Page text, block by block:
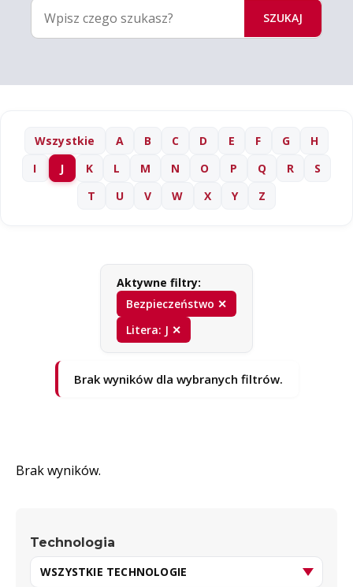
SZUKAJ
Wszystkie A B C D E F G
H
I
J K L M N O P Q R
S
T
U V W X Y Z
Aktywne filtry:
Bezpieczeństwo ✕
Litera: J ✕
Brak wyników dla wybranych filtrów.
Brak wyników.
Technologia